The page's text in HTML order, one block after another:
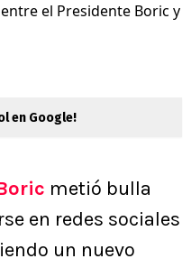
el Presidente Boric y
en Google!
metió bulla
en redes sociales
un nuevo